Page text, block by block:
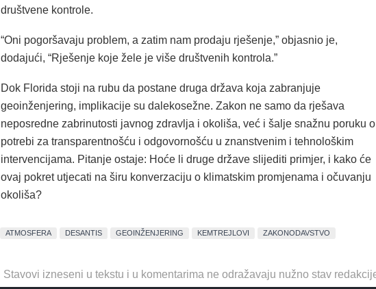
društvene kontrole.
“Oni pogoršavaju problem, a zatim nam prodaju rješenje,” objasnio je,
dodajući, “Rješenje koje žele je više društvenih kontrola.”
Dok Florida stoji na rubu da postane druga država koja zabranjuje
geoinženjering, implikacije su dalekosežne. Zakon ne samo da rješava
neposredne zabrinutosti javnog zdravlja i okoliša, već i šalje snažnu poruku o
potrebi za transparentnošću i odgovornošću u znanstvenim i tehnološkim
intervencijama. Pitanje ostaje: Hoće li druge države slijediti primjer, i kako će
ovaj pokret utjecati na širu konverzaciju o klimatskim promjenama i očuvanju
okoliša?
ATMOSFERA DESANTIS GEOINŽENJERING KEMTREJLOVI ZAKONODAVSTVO
Stavovi izneseni u tekstu i u komentarima ne odražavaju nužno stav